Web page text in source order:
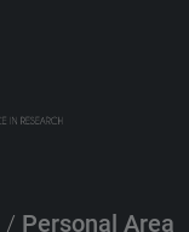
/ Personal Area